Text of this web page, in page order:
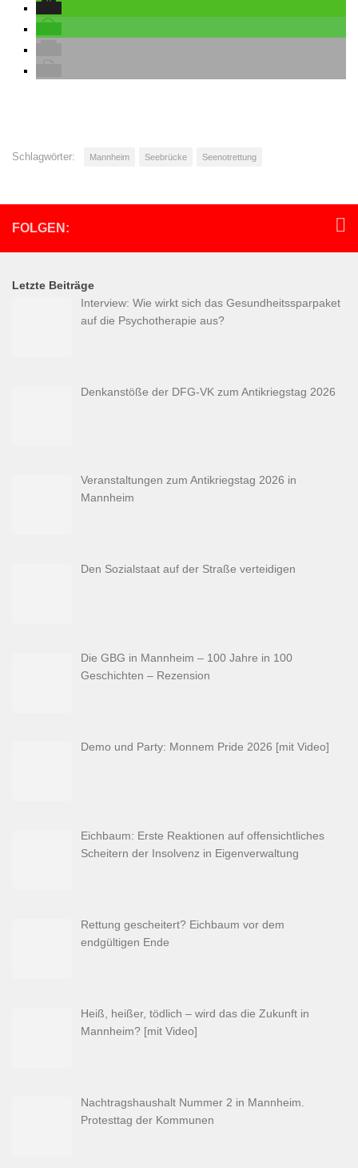
Schlagwörter: Mannheim Seebrücke Seenotrettung
FOLGEN:
Letzte Beiträge
Interview: Wie wirkt sich das Gesundheitssparpaket
auf die Psychotherapie aus?
Denkanstöße der DFG-VK zum Antikriegstag 2026
Veranstaltungen zum Antikriegstag 2026 in
Mannheim
Den Sozialstaat auf der Straße verteidigen
Die GBG in Mannheim – 100 Jahre in 100
Geschichten – Rezension
Demo und Party: Monnem Pride 2026 [mit Video]
Eichbaum: Erste Reaktionen auf offensichtliches
Scheitern der Insolvenz in Eigenverwaltung
Rettung gescheitert? Eichbaum vor dem
endgültigen Ende
Heiß, heißer, tödlich – wird das die Zukunft in
Mannheim? [mit Video]
Nachtragshaushalt Nummer 2 in Mannheim.
Protesttag der Kommunen